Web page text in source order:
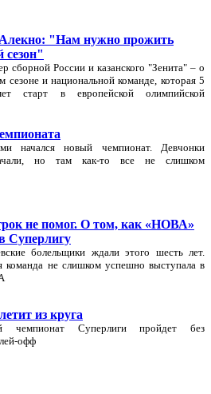
"Нам нужно прожить
сборной России и казанского "Зенита" – о
сезоне и национальной команде, которая 5
старт в европейской олимпийской
начался новый чемпионат. Девчонки
но там как-то все не слишком
не помог. О том, как «НОВА»
Суперлигу
болельщики ждали этого шесть лет.
команда не слишком успешно выступала в
из круга
чемпионат Суперлиги пройдет без
офф